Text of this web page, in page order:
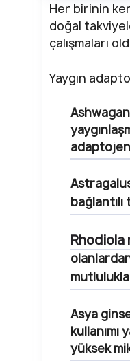
Her birinin
doğal
çalışmaları
Yaygın
Rhodiola
Asya
kullanımı
yüksek